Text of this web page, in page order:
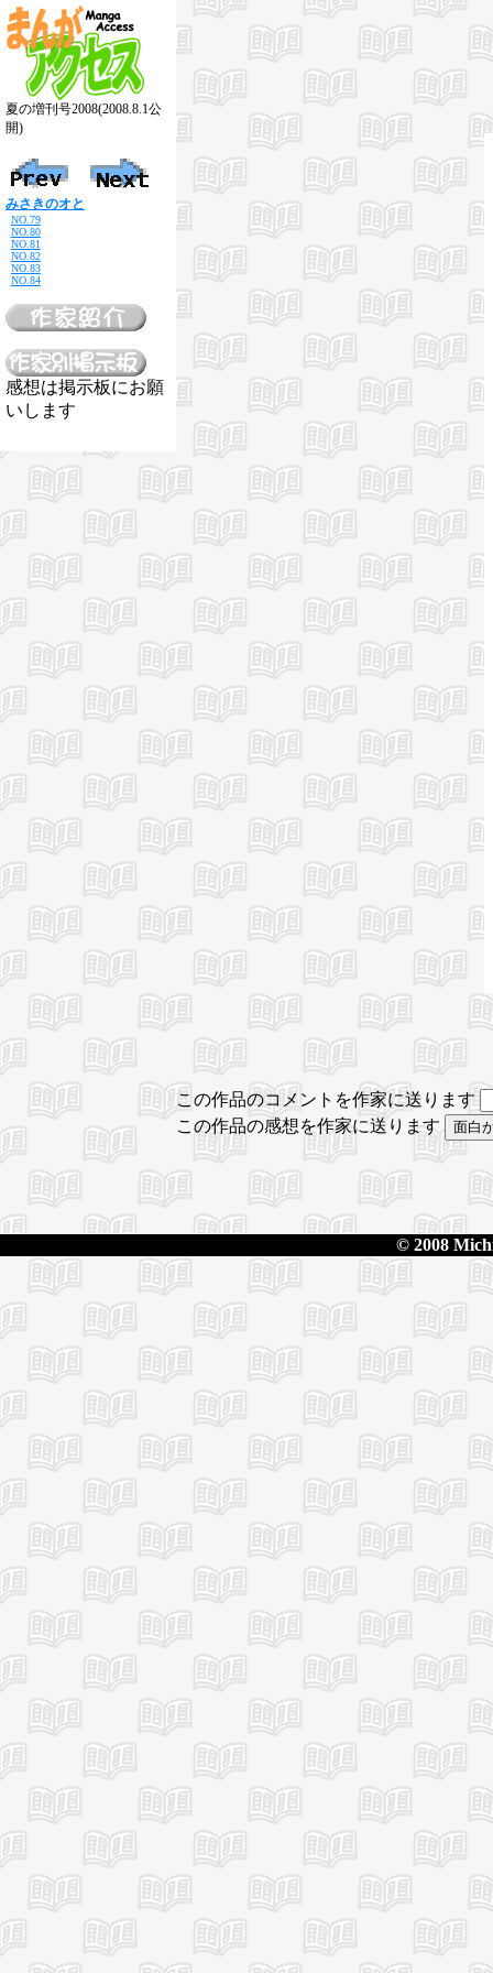
夏の増刊号2008(2008.8.1公
開)
みさきのオと
NO.79
NO.80
NO.81
NO.82
NO.83
NO.84
感想は掲示板にお願
いします
この作品のコメントを作家に送ります
この作品の感想を作家に送ります
© 2008